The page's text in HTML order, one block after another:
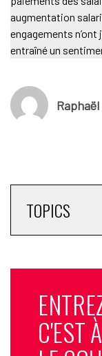
augmentation
engagements
entraîné un
TOPICS
C'EST